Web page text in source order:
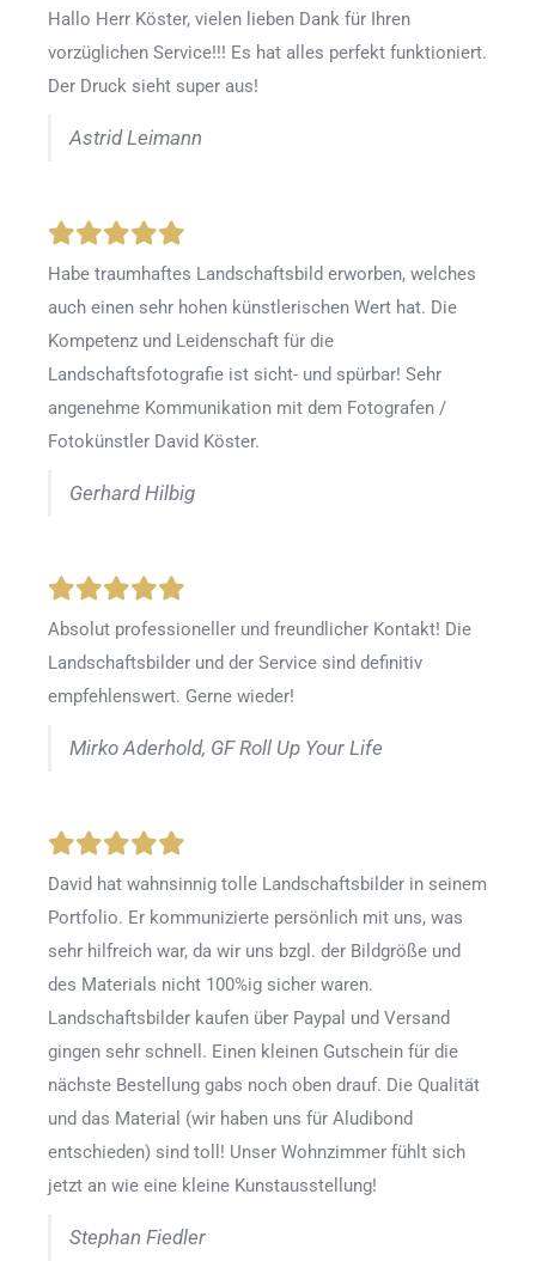
Hallo Herr Köster, vielen lieben Dank für Ihren
vorzüglichen Service!!! Es hat alles perfekt funktioniert.
Der Druck sieht super aus!
Astrid Leimann
Habe traumhaftes Landschaftsbild erworben, welches
auch einen sehr hohen künstlerischen Wert hat. Die
Kompetenz und Leidenschaft für die
Landschaftsfotografie ist sicht- und spürbar! Sehr
angenehme Kommunikation mit dem Fotografen /
Fotokünstler David Köster.
Gerhard Hilbig
Absolut professioneller und freundlicher Kontakt! Die
Landschaftsbilder und der Service sind definitiv
empfehlenswert. Gerne wieder!
Mirko Aderhold, GF Roll Up Your Life
David hat wahnsinnig tolle Landschaftsbilder in seinem
Portfolio. Er kommunizierte persönlich mit uns, was
sehr hilfreich war, da wir uns bzgl. der Bildgröße und
des Materials nicht 100%ig sicher waren.
Landschaftsbilder kaufen über Paypal und Versand
gingen sehr schnell. Einen kleinen Gutschein für die
nächste Bestellung gabs noch oben drauf. Die Qualität
und das Material (wir haben uns für Aludibond
entschieden) sind toll! Unser Wohnzimmer fühlt sich
jetzt an wie eine kleine Kunstausstellung!
Stephan Fiedler